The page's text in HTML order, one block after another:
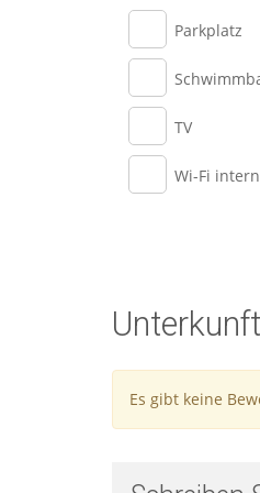
Parkplatz
TV
Wi-Fi
Es gibt keine